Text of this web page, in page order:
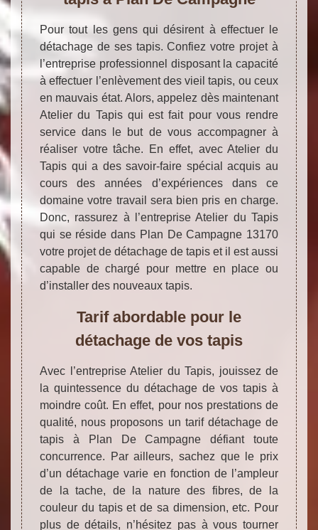
Pour tout les gens qui désirent à effectuer le
détachage de ses tapis. Confiez votre projet à
l’entreprise professionnel disposant la capacité
à effectuer l’enlèvement des vieil tapis, ou ceux
en mauvais état. Alors, appelez dès maintenant
Atelier du Tapis qui est fait pour vous rendre
service dans le but de vous accompagner à
réaliser votre tâche. En effet, avec Atelier du
Tapis qui a des savoir-faire spécial acquis au
cours des années d’expériences dans ce
domaine votre travail sera bien pris en charge.
Donc, rassurez à l’entreprise Atelier du Tapis
qui se réside dans Plan De Campagne 13170
votre projet de détachage de tapis et il est aussi
capable de chargé pour mettre en place ou
d’installer des nouveaux tapis.
Tarif abordable pour le
détachage de vos tapis
Avec l’entreprise Atelier du Tapis, jouissez de
la quintessence du détachage de vos tapis à
moindre coût. En effet, pour nos prestations de
qualité, nous proposons un tarif détachage de
tapis à Plan De Campagne défiant toute
concurrence. Par ailleurs, sachez que le prix
d’un détachage varie en fonction de l’ampleur
de la tache, de la nature des fibres, de la
couleur du tapis et de sa dimension, etc. Pour
plus de détails, n’hésitez pas à vous tourner